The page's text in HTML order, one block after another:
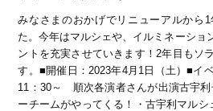
みなさまのおかげでリニューアルから
た。今年はマルシェや、イルミネーショ
ントを充実させていきます！2年目もソ
す。■開催日：2023年4月1日（土）■イ
11：30～ 順次各演者さんが出演古宇
ーチームがやってくる！・古宇利マル